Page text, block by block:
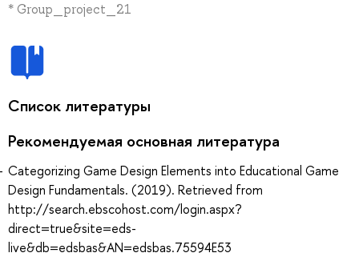
* Group_project_21
Список литературы
Рекомендуемая основная литература
Categorizing Game Design Elements into Educational Game
Design Fundamentals. (2019). Retrieved from
http://search.ebscohost.com/login.aspx?
direct=true&site=eds-
live&db=edsbas&AN=edsbas.75594E53